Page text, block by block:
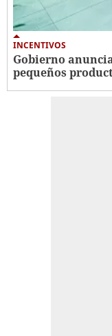
INCENTIVOS
Gobierno
pequeños